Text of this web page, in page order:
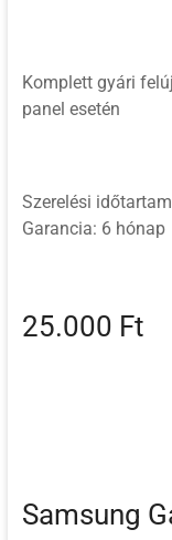
Komplett gyári
panel esetén
Szerelési
Garancia: 6 hónap
25.000 Ft
Samsung